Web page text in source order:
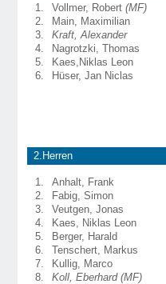
1. Vollmer, Robert(MF)
2.
Main, Maximilian
3.
Kraft, Alexander
4.
Nagrotzki, Thomas
5.
Kaes,Niklas Leon
6.
Hüser, Jan Niclas
2.Herren
1.
Anhalt, Frank
2.
Fabig, Simon
3.
Veutgen, Jonas
4.
Kaes, Niklas Leon
5.
Berger, Harald
6.
Tenschert, Markus
7.
Kullig, Marco
8.
Koll, Eberhard (MF)